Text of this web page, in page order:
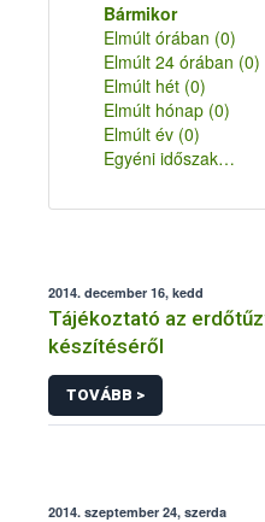
Bármikor
Elmúlt órában (0)
Elmúlt 24 órában (0)
Elmúlt hét (0)
Elmúlt hónap (0)
Elmúlt év (0)
Egyéni időszak…
2014. december 16, kedd
Tájékoztató az
készítéséről
TOVÁBB >
2014. szeptember 24, szerda